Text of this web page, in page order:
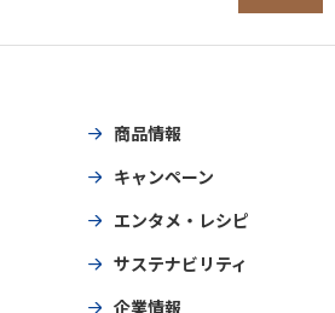
商品情報
キャンペーン
エンタメ・レシピ
サステナビリティ
企業情報